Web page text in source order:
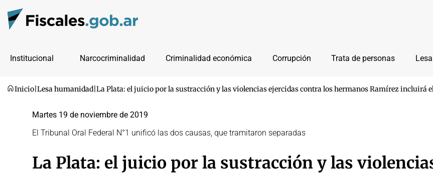
Institucional Narcocriminalidad Criminalidad económica Corrupción Trata de personas
Inicio Lesa humanidad La Plata: el juicio por la sustracción y las violencias ejercidas contra los hermanos Ramírez incluirá
Martes 19 de noviembre de 2019
El Tribunal Oral Federal N°1 unificó las dos causas, que tramitaron separadas
La Plata: el juicio por la sustracción y las